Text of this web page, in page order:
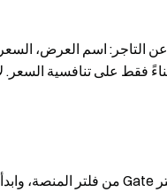
التاجر: اسم العرض،
فقط على تنافسية